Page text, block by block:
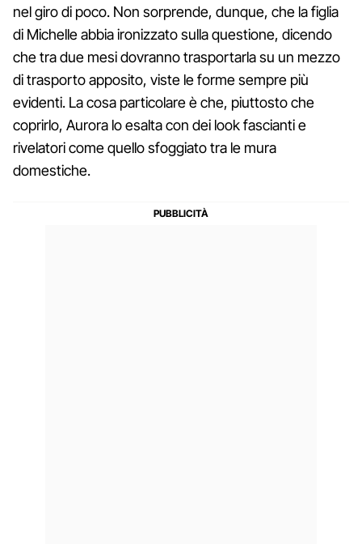
nel giro di poco. Non sorprende, dunque, che la figlia
di Michelle abbia ironizzato sulla questione, dicendo
che tra due mesi dovranno trasportarla su un mezzo
di trasporto apposito, viste le forme sempre più
evidenti. La cosa particolare è che, piuttosto che
coprirlo, Aurora lo esalta con dei look fascianti e
rivelatori come quello sfoggiato tra le mura
domestiche.